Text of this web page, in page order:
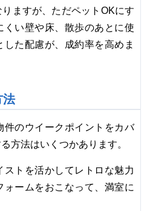
ますが、ただペットOKにす
くい壁や床、散歩のあとに使
した配慮が、成約率を高めま
法
件のウイークポイントをカバ
方法はいくつかあります。
トを活かしてレトロな魅力
ォームをおこなって、満室に